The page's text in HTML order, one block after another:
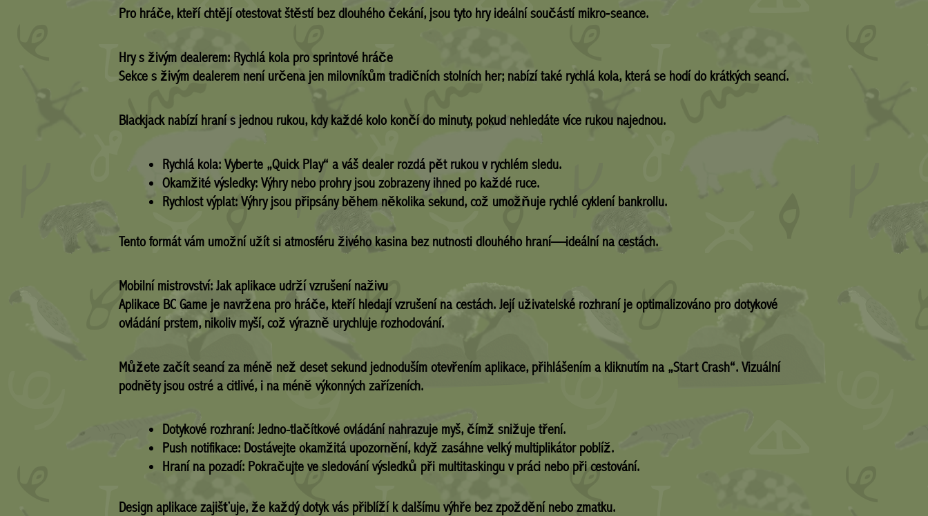
Pro hráče, kteří chtějí otestovat štěstí bez dlouhého čekání, jsou tyto hry ideální součástí mikro‑seance.
Hry s živým dealerem: Rychlá kola pro sprintové hráče
Sekce s živým dealerem není určena jen milovníkům tradičních stolních her; nabízí také rychlá kola, která se hodí do krátkých seancí.
Blackjack nabízí hraní s jednou rukou, kdy každé kolo končí do minuty, pokud nehledáte více rukou najednou.
Rychlá kola:Vyberte „Quick Play“ a váš dealer rozdá pět rukou v rychlém sledu.
Okamžité výsledky:Výhry nebo prohry jsou zobrazeny ihned po každé ruce.
Rychlost výplat:Výhry jsou připsány během několika sekund, což umožňuje rychlé cyklení bankrollu.
Tento formát vám umožní užít si atmosféru živého kasina bez nutnosti dlouhého hraní—ideální na cestách.
Mobilní mistrovství: Jak aplikace udrží vzrušení naživu
Aplikace BC Game je navržena pro hráče, kteří hledají vzrušení na cestách. Její uživatelské rozhraní je optimalizováno pro dotykové
ovládání prstem, nikoliv myší, což výrazně urychluje rozhodování.
Můžete začít seancí za méně než deset sekund jednoduším otevřením aplikace, přihlášením a kliknutím na „Start Crash“. Vizuální
podněty jsou ostré a citlivé, i na méně výkonných zařízeních.
Dotykové rozhraní:Jedno-tlačítkové ovládání nahrazuje myš, čímž snižuje tření.
Push notifikace:Dostávejte okamžitá upozornění, když zasáhne velký multiplikátor poblíž.
Hraní na pozadí:Pokračujte ve sledování výsledků při multitaskingu v práci nebo při cestování.
Design aplikace zajišťuje, že každý dotyk vás přiblíží k dalšímu výhře bez zpoždění nebo zmatku.